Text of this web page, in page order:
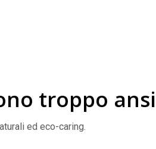
intrappoli in una narrativa poco
troppo
ed eco-caring.